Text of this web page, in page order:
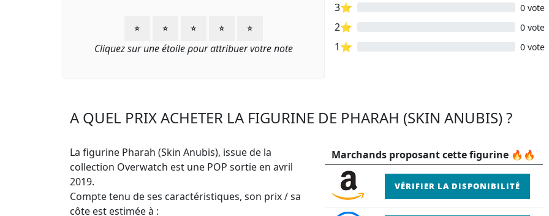
⭐ ⭐ ⭐ ⭐ ⭐
Cliquez sur une étoile pour attribuer votre note
3⭐ 0 vote
2⭐ 0 vote
1⭐ 0 vote
A QUEL PRIX ACHETER LA FIGURINE DE PHARAH (SKIN ANUBIS) ?
La figurine Pharah (Skin Anubis), issue de la
collection Overwatch est une POP sortie en avril
2019.
Compte tenu de ses caractéristiques, son prix / sa
côte est estimée à :
Marchands proposant cette figurine 🔥🔥
VÉRIFIER LA DISPONIBILITÉ